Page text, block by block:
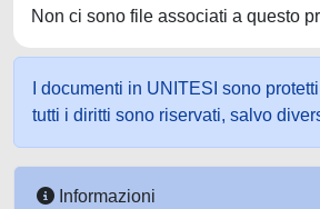
Non ci sono file associati a questo
I documenti in UNITESI sono
tutti i diritti sono riservati, salvo
Informazioni